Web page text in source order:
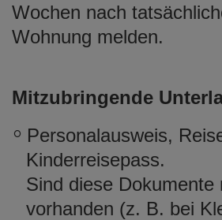
Wochen nach
Wohnung melden.
Mitzubringende
Personalausweis,
Kinderreisepass.
Sind diese Dokumente
vorhanden (z. B. bei